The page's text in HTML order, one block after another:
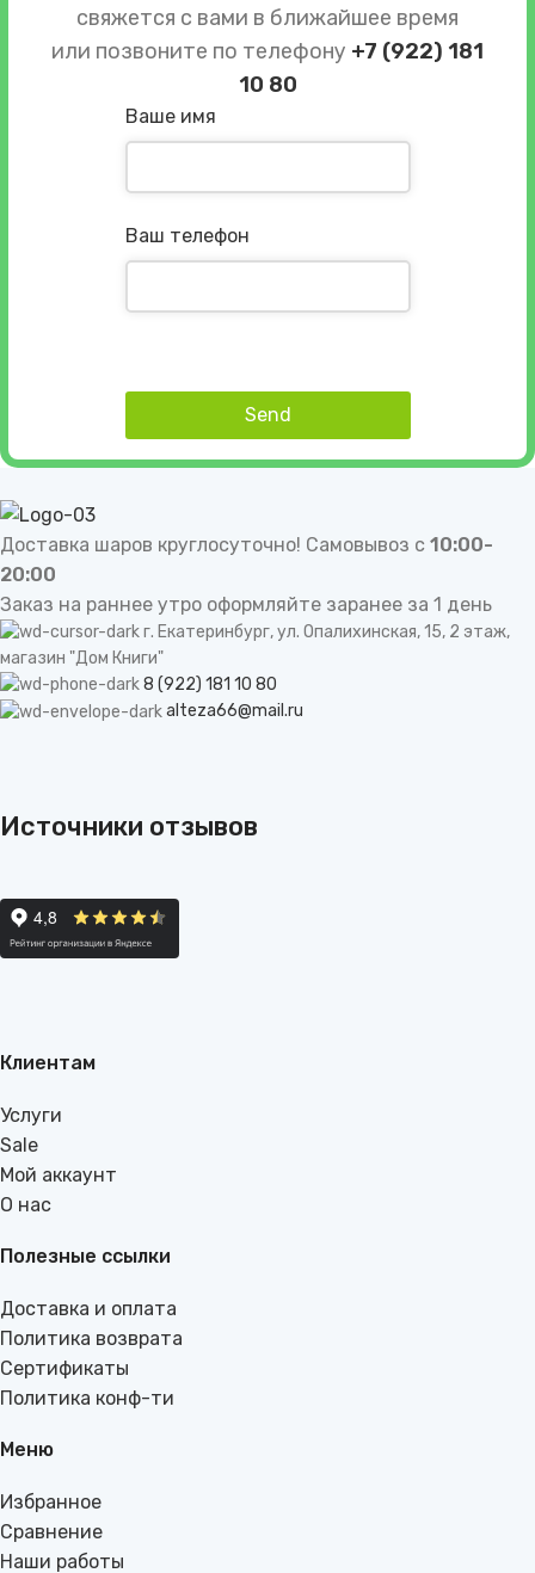
свяжется с вами в ближайшее время
или позвоните по телефону +7 (922) 181
10 80
Ваше имя
Ваш телефон
Send
This
field
left
Доставка шаров круглосуточно! Самовывоз с 10:00-
20:00
Заказ на раннее утро оформляйте заранее за 1 день
г. Екатеринбург, ул. Опалихинская, 15, 2 этаж,
магазин "Дом Книги"
8 (922) 181 10 80
alteza66@mail.ru
Источники отзывов
Клиентам
Услуги
Sale
Мой аккаунт
О нас
Полезные ссылки
Доставка и оплата
Политика возврата
Сертификаты
Политика конф-ти
Меню
Избранное
Сравнение
Наши работы